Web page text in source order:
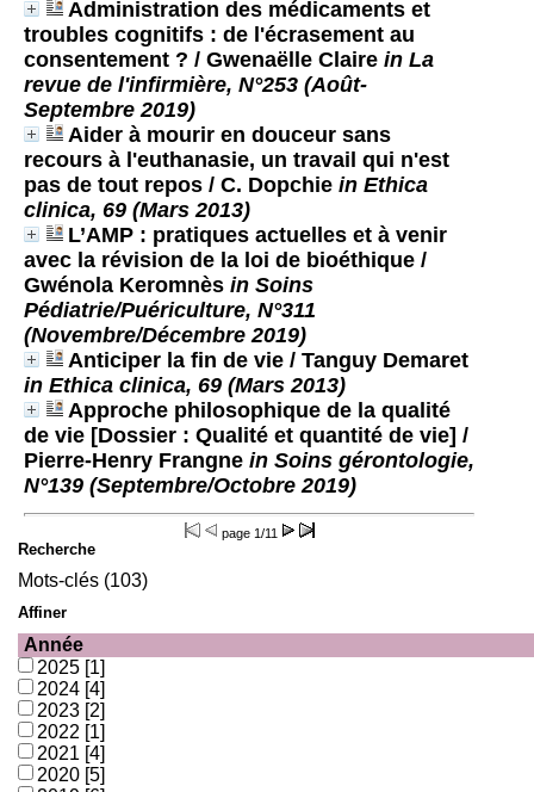
Administration des médicaments et
troubles cognitifs : de l'écrasement au
consentement ? / Gwenaëlle Claire in La
revue de l'infirmière, N°253 (Août-
Septembre 2019)
Aider à mourir en douceur sans
recours à l'euthanasie, un travail qui n'est
pas de tout repos / C. Dopchie in Ethica
clinica, 69 (Mars 2013)
L’AMP : pratiques actuelles et à venir
avec la révision de la loi de bioéthique /
Gwénola Keromnès in Soins
Pédiatrie/Puériculture, N°311
(Novembre/Décembre 2019)
Anticiper la fin de vie / Tanguy Demaret
in Ethica clinica, 69 (Mars 2013)
Approche philosophique de la qualité
de vie [Dossier : Qualité et quantité de vie] /
Pierre-Henry Frangne in Soins gérontologie,
N°139 (Septembre/Octobre 2019)
page 1/11
Recherche
Mots-clés (103)
Affiner
Année
2025 [1]
2024 [4]
2023 [2]
2022 [1]
2021 [4]
2020 [5]